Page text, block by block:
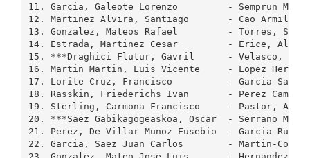
11. Garcia, Galeote Lorenzo         - Semprun
12. Martinez Alvira, Santiago       - Cao
13. Gonzalez, Mateos Rafael         - Torres,
14. Estrada, Martinez Cesar         - Erice,
15. ***Draghici Flutur, Gavril      - Velasco,
16. Martin Martin, Luis Vicente     - Lopez
17. Lorite Cruz, Francisco          - Garcia-
18. Rasskin, Friederichs Ivan       - Perez
19. Sterling, Carmona Francisco     - Pastor,
20. ***Saez Gabikagogeaskoa, Oscar  - Serrano
21. Perez, De Villar Munoz Eusebio  - Garcia-
22. Garcia, Saez Juan Carlos        - Martin-
23. Gonzalez, Mateo Jose Luis       - Hernandez,